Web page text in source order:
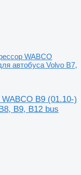
WABCO
автобуса Volvo B7,
B9 (01.10-)
B9, B12 bus